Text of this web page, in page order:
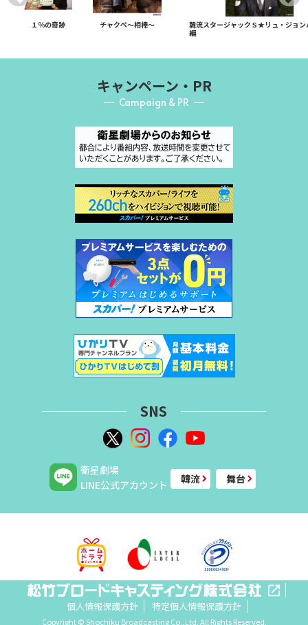
１％の奇跡 チャクペ～相棒～
韓流スタージャックＳ★リュ・ジョン
編
キャンペーン・PR
Campaign & PR
SNS
衛星劇場
LINE公式アカウント
韓流 舞台
個人情報保護方針 特定個人情報保護方針
Copyright © Shochiku Broadcasting Co.,Ltd. All Rights Reserved.